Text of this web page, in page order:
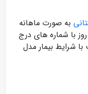
به صورت ماهانه
با شماره های درج
شرایط بیمار مدل